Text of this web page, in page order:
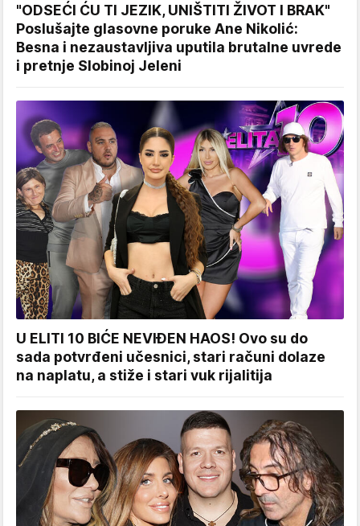
"ODSEĆI ĆU TI JEZIK, UNIŠTITI ŽIVOT I BRAK"
Poslušajte glasovne poruke Ane Nikolić:
Besna i nezaustavljiva uputila brutalne uvrede
i pretnje Slobinoj Jeleni
U ELITI 10 BIĆE NEVIĐEN HAOS! Ovo su do
sada potvrđeni učesnici, stari računi dolaze
na naplatu, a stiže i stari vuk rijalitija